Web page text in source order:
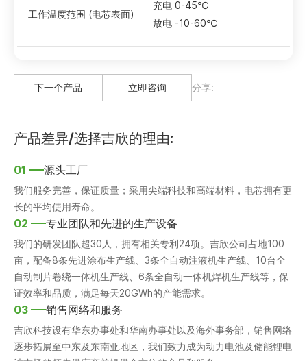
工作温度范围 (电芯表面)
充电 0-45℃
放电 -10-60℃
下一个产品 立即咨询 分享:
产品差异/选择吉欣的理由:
01 源头工厂
我们服务完善，保证质量；采用尖端科技和高端材料，电芯拥有更
长的平均使用寿命。
02 专业团队和先进的生产设备
我们的研发团队超30人，拥有相关专利24项。吉欣公司占地100
亩，配备8条先进涂布生产线、3条全自动注液机生产线、10台全
自动制片卷绕一体机生产线、6条全自动一体机焊机生产线等，保
证效率和品质，满足每天20GWh的产能需求。
03 销售网络和服务
吉欣科技设有华东办事处和华南办事处以及海外事务部，销售网络
逐步拓展至中东及东南亚地区，我们致力成为动力电池及储能锂电